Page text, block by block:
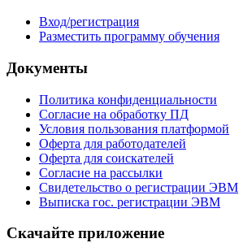
Вход/регистрация
Разместить программу обучения
Документы
Политика конфиденциальности
Согласие на обработку ПД
Условия пользования платформой
Оферта для работодателей
Оферта для соискателей
Согласие на рассылки
Свидетельство о регистрации ЭВМ
Выписка гос. регистрации ЭВМ
Скачайте приложение